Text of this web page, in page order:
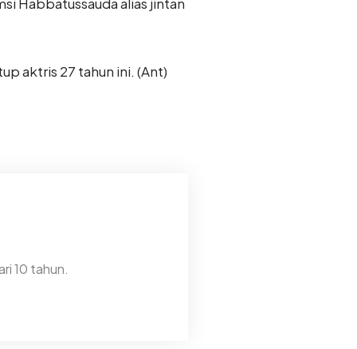
aktris 27 tahun ini. (Ant)
10 tahun.